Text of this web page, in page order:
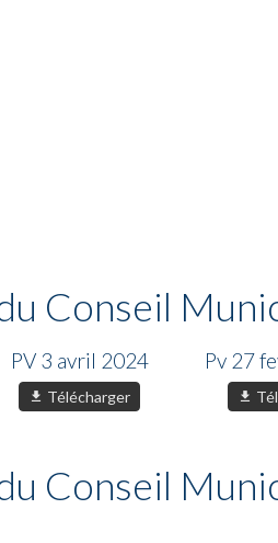
Conseil
PV 3 avril 2024
Télécharger
Pv 27
Conseil